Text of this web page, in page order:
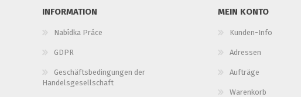
INFORMATION
Nabídka Práce
GDPR
Geschäftsbedingungen der
Handelsgesellschaft
MEIN KONTO
Kunden-Info
Adressen
Aufträge
Warenkorb